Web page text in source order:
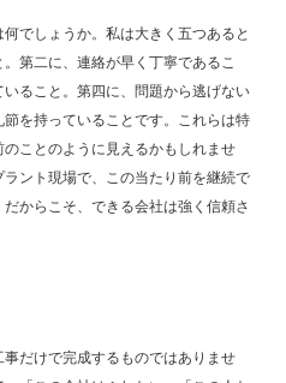
でしょうか。私は大きく五つあると
第二に、連絡が早く丁寧であるこ
ること。第四に、問題から逃げない
を持っていることです。これらは特
ことのように見えるかもしれませ
ント現場で、この当たり前を継続で
からこそ、できる会社は強く信頼さ
だけで完成するものではありませ